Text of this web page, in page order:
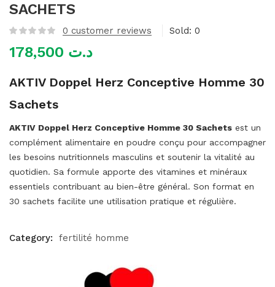
SACHETS
0 customer reviews Sold: 0
د.ت
AKTIV Doppel Herz Conceptive Homme 30
Sachets
AKTIV Doppel Herz Conceptive Homme 30 Sachets est un
complément alimentaire en poudre conçu pour accompagner
les besoins nutritionnels masculins et soutenir la vitalité au
quotidien. Sa formule apporte des vitamines et minéraux
essentiels contribuant au bien-être général. Son format en
30 sachets facilite une utilisation pratique et régulière.
Category: fertilité homme